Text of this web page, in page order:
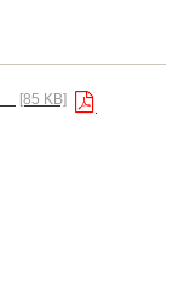
[85 KB]